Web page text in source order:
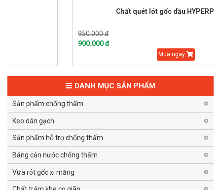
Chất quét lót gốc dầu HYPERPRIMER
DANH MỤC SẢN PHẨM
Sản phẩm chống thấm
Keo dán gạch
Sản phẩm hỗ trợ chống thấm
Băng cản nước chống thấm
Vữa rót gốc xi măng